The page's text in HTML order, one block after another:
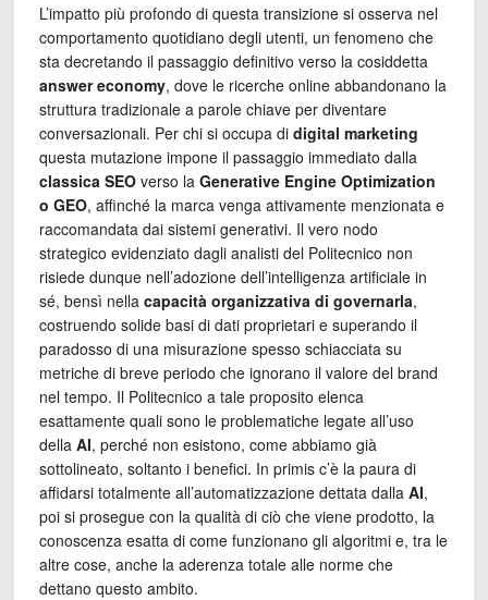
L’impatto più profondo di questa transizione si osserva nel
comportamento quotidiano degli utenti, un fenomeno che
sta decretando il passaggio definitivo verso la cosiddetta
answer economy, dove le ricerche online abbandonano la
struttura tradizionale a parole chiave per diventare
conversazionali. Per chi si occupa di digital marketing
questa mutazione impone il passaggio immediato dalla
classica SEOverso la Generative Engine Optimization
o GEO, affinché la marca venga attivamente menzionata e
raccomandata dai sistemi generativi. Il vero nodo
strategico evidenziato dagli analisti del Politecnico non
risiede dunque nell’adozione dell’intelligenza artificiale in
sé, bensì nella capacità organizzativa di governarla,
costruendo solide basi di dati proprietari e superando il
paradosso di una misurazione spesso schiacciata su
metriche di breve periodo che ignorano il valore del brand
nel tempo. Il Politecnico a tale proposito elenca
esattamente quali sono le problematiche legate all’uso
della AI, perché non esistono, come abbiamo già
sottolineato, soltanto i benefici. In primis c’è la paura di
affidarsi totalmente all’automatizzazione dettata dalla AI,
poi si prosegue con la qualità di ciò che viene prodotto, la
conoscenza esatta di come funzionano gli algoritmi e, tra le
altre cose, anche la aderenza totale alle norme che
dettano questo ambito.